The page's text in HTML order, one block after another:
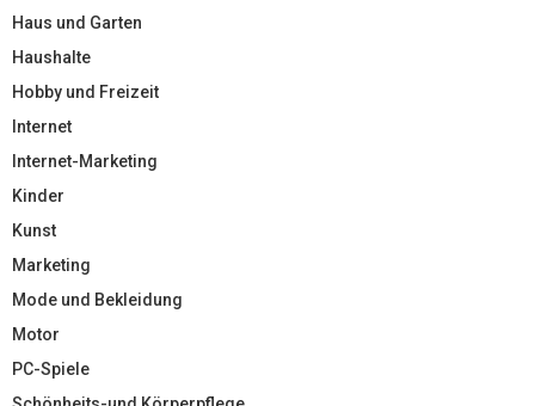
Haus und Garten
Haushalte
Hobby und Freizeit
Internet
Internet-Marketing
Kinder
Kunst
Marketing
Mode und Bekleidung
Motor
PC-Spiele